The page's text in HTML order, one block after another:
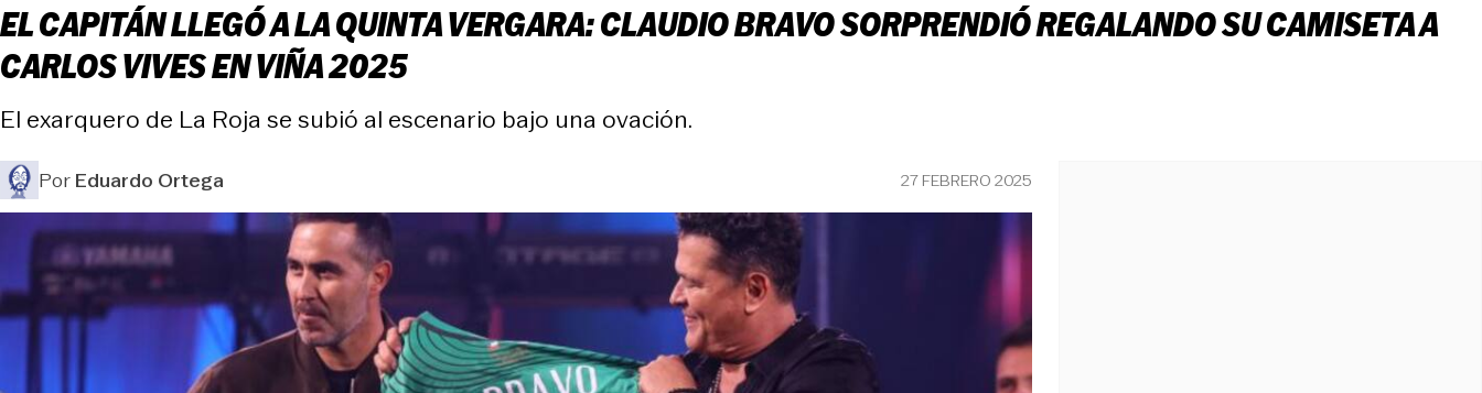
EL CAPITÁN LLEGÓ A LA QUINTA VERGARA: CLAUDIO BRAVO SORPRENDIÓ REGALANDO SU CAMISETA A
CARLOS VIVES EN VIÑA 2025
El exarquero de La Roja se subió al escenario bajo una ovación.
PorEduardo Ortega 27 FEBRERO 2025